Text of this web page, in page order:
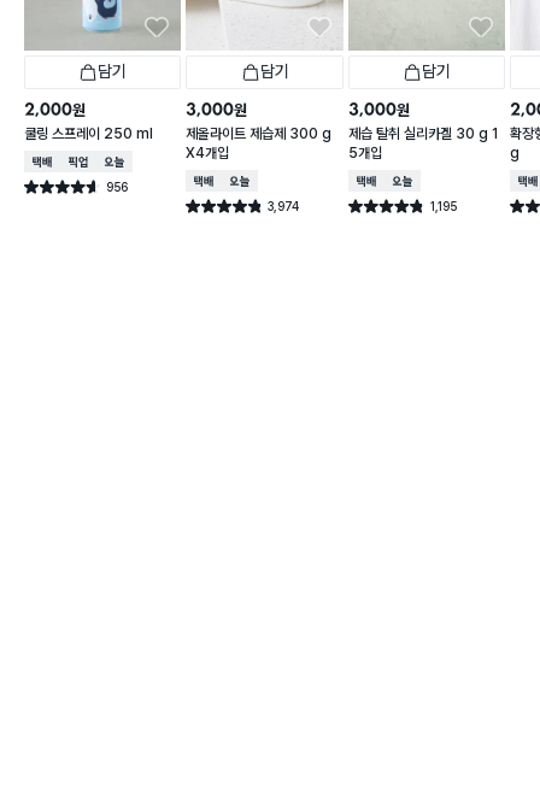
담기
2,000원
쿨링 스프레이 250 ml
택배배송매장픽업오늘배송
별점 4.6점 956
건 작성
담기
3,000원
제올라이트 제습제 300 g
X4개입
택배배송오늘배송
별점 4.8점 3,974
건 작성
담기
3,000원
제습 탈취 실리카겔 30 g 1
5개입
택배배송오늘배송
별점 4.8점 1,195
건 작성
확장
g
택배
별점